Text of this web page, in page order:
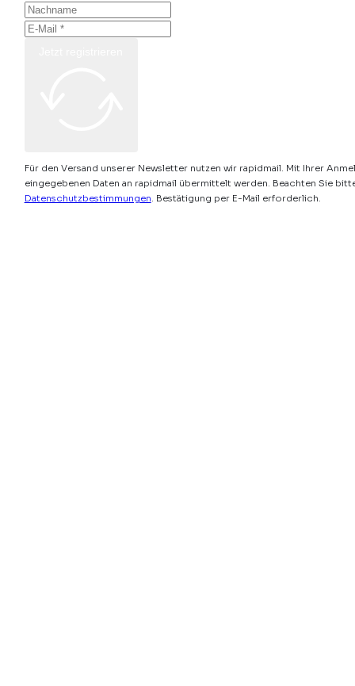
Für den Versand unserer Newsletter nutzen wir rapidmail. Mit Ihrer
eingegebenen Daten an rapidmail übermittelt werden. Beachten Sie
Datenschutzbestimmungen. Bestätigung per E-Mail erforderlich.